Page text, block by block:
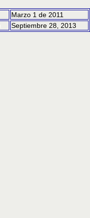
Marzo 1 de 2011
Septiembre 28, 2013